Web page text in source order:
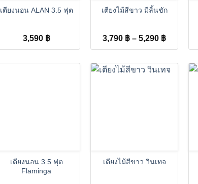
เตียงนอน ALAN 3.5 ฟุต
3,590 ฿
เตียงไม้สีขาว มีลิ้นชัก
3,790 ฿ – 5,290 ฿Price
range:
through
เตียงนอน 3.5 ฟุต
Flaminga
เตียงไม้สีขาว วินเทจ